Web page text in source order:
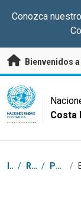
Conozca
Bienvenidos
UN Logo
NACIONES UNIDAS
COSTA RICA
Costa
Coordenadas
Inicio / Recursos / Publicaciones /